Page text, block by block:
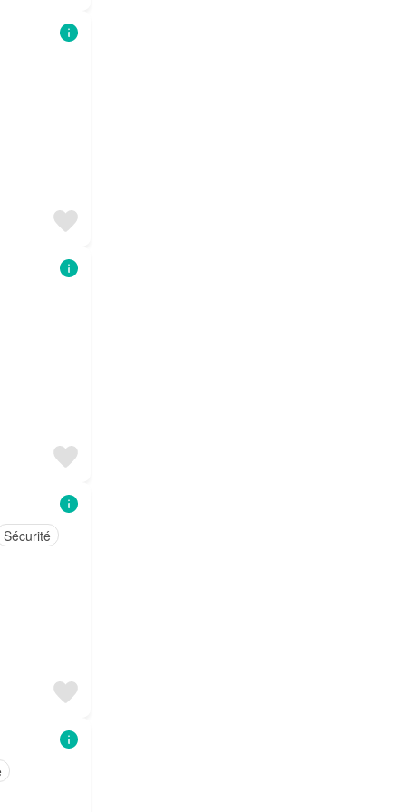
Sécurité